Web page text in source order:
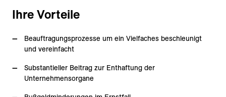
Ihre Vorteile
Beauftragungsprozesse um ein Vielfaches beschleunigt
und vereinfacht
Substantieller Beitrag zur Enthaftung der
Unternehmensorgane